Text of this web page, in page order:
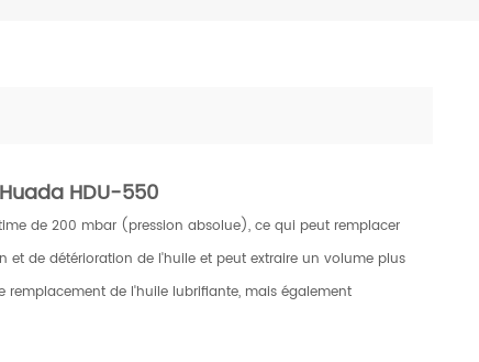
HDU-550
de 200 mbar (pression absolue), ce qui peut remplacer
et de détérioration de l'huile et peut extraire un volume plus
de l'huile lubrifiante, mais également